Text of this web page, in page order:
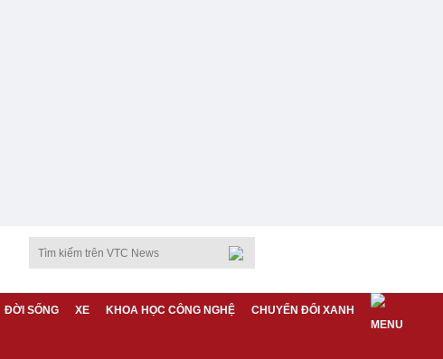
ĐỜI SỐNG XE KHOA HỌC CÔNG NGHỆ CHUYỂN ĐỔI XANH